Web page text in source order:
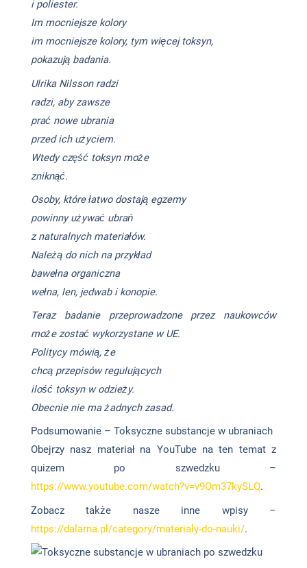
i poliester.
Im mocniejsze kolory
im mocniejsze kolory, tym więcej toksyn,
pokazują badania.
Ulrika Nilsson radzi
radzi, aby zawsze
prać nowe ubrania
przed ich użyciem.
Wtedy część toksyn może
zniknąć.
Osoby, które łatwo dostają egzemy
powinny używać ubrań
z naturalnych materiałów.
Należą do nich na przykład
bawełna organiczna
wełna, len, jedwab i konopie.
Teraz badanie przeprowadzone przez naukowców
może zostać wykorzystane w UE.
Politycy mówią, że
chcą przepisów regulujących
ilość toksyn w odzieży.
Obecnie nie ma żadnych zasad.
Podsumowanie – Toksyczne substancje w ubraniach
Obejrzy nasz materiał na YouTube na ten temat z
quizem po szwedzku –
https://www.youtube.com/watch?v=v9Om37kySLQ.
Zobacz także nasze inne wpisy –
https://dalarna.pl/category/materialy-do-nauki/.